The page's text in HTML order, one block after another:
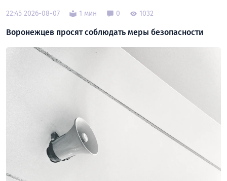
22:45 2026-08-07 1 мин 0 1032
Воронежцев просят соблюдать меры безопасности